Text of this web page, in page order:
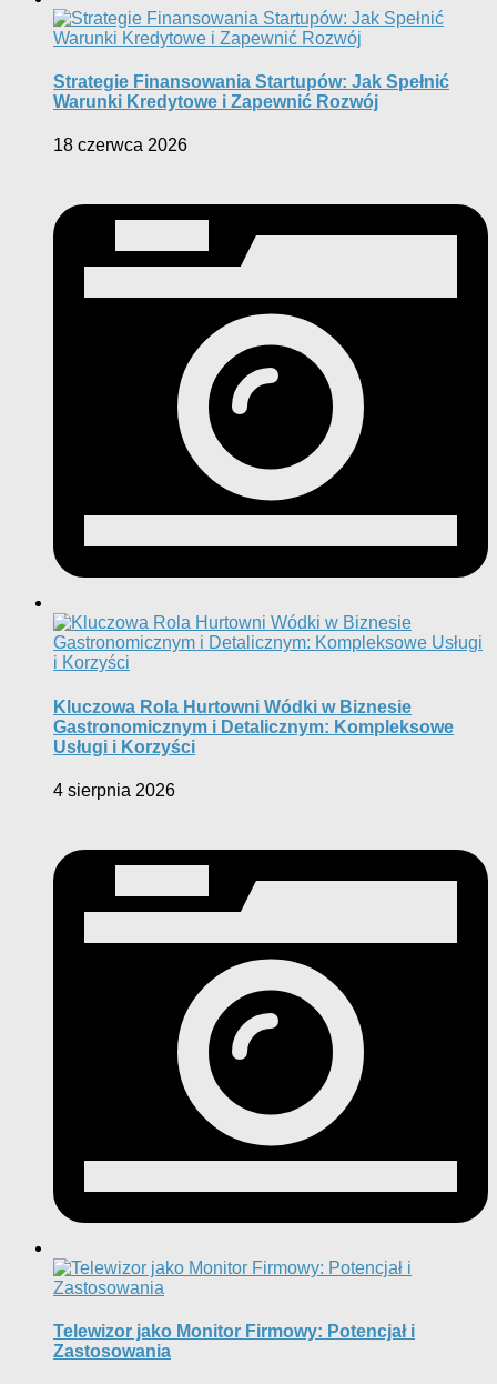
Strategie Finansowania Startupów: Jak Spełnić
Warunki Kredytowe i Zapewnić Rozwój
18 czerwca 2026
Kluczowa Rola Hurtowni Wódki w Biznesie
Gastronomicznym i Detalicznym: Kompleksowe
Usługi i Korzyści
4 sierpnia 2026
Telewizor jako Monitor Firmowy: Potencjał i
Zastosowania